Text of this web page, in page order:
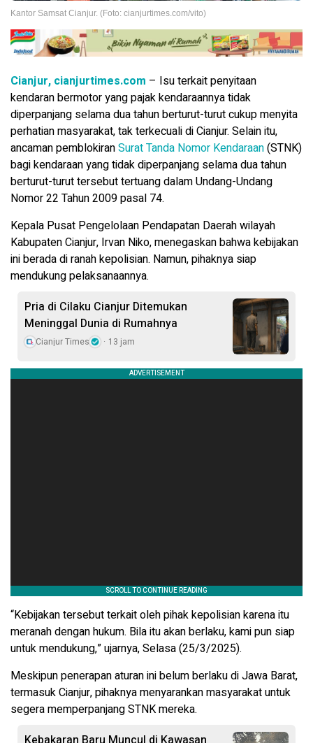
Kantor Samsat Cianjur. (Foto: cianjurtimes.com/vito)
Cianjur, cianjurtimes.com – Isu terkait penyitaan
kendaran bermotor yang pajak kendaraannya tidak
diperpanjang selama dua tahun berturut-turut cukup menyita
perhatian masyarakat, tak terkecuali di Cianjur. Selain itu,
ancaman pemblokiranSurat Tanda Nomor Kendaraan(STNK)
bagi kendaraan yang tidak diperpanjang selama dua tahun
berturut-turut tersebut tertuang dalam Undang-Undang
Nomor 22 Tahun 2009 pasal 74.
Kepala Pusat Pengelolaan Pendapatan Daerah wilayah
Kabupaten Cianjur, Irvan Niko, menegaskan bahwa kebijakan
ini berada di ranah kepolisian. Namun, pihaknya siap
mendukung pelaksanaannya.
Pria di Cilaku Cianjur Ditemukan
Meninggal Dunia di Rumahnya
Cianjur Times 13 jam
“Kebijakan tersebut terkait oleh pihak kepolisian karena itu
meranah dengan hukum. Bila itu akan berlaku, kami pun siap
untuk mendukung,” ujarnya, Selasa (25/3/2025).
Meskipun penerapan aturan ini belum berlaku di Jawa Barat,
termasuk Cianjur, pihaknya menyarankan masyarakat untuk
segera memperpanjang STNK mereka.